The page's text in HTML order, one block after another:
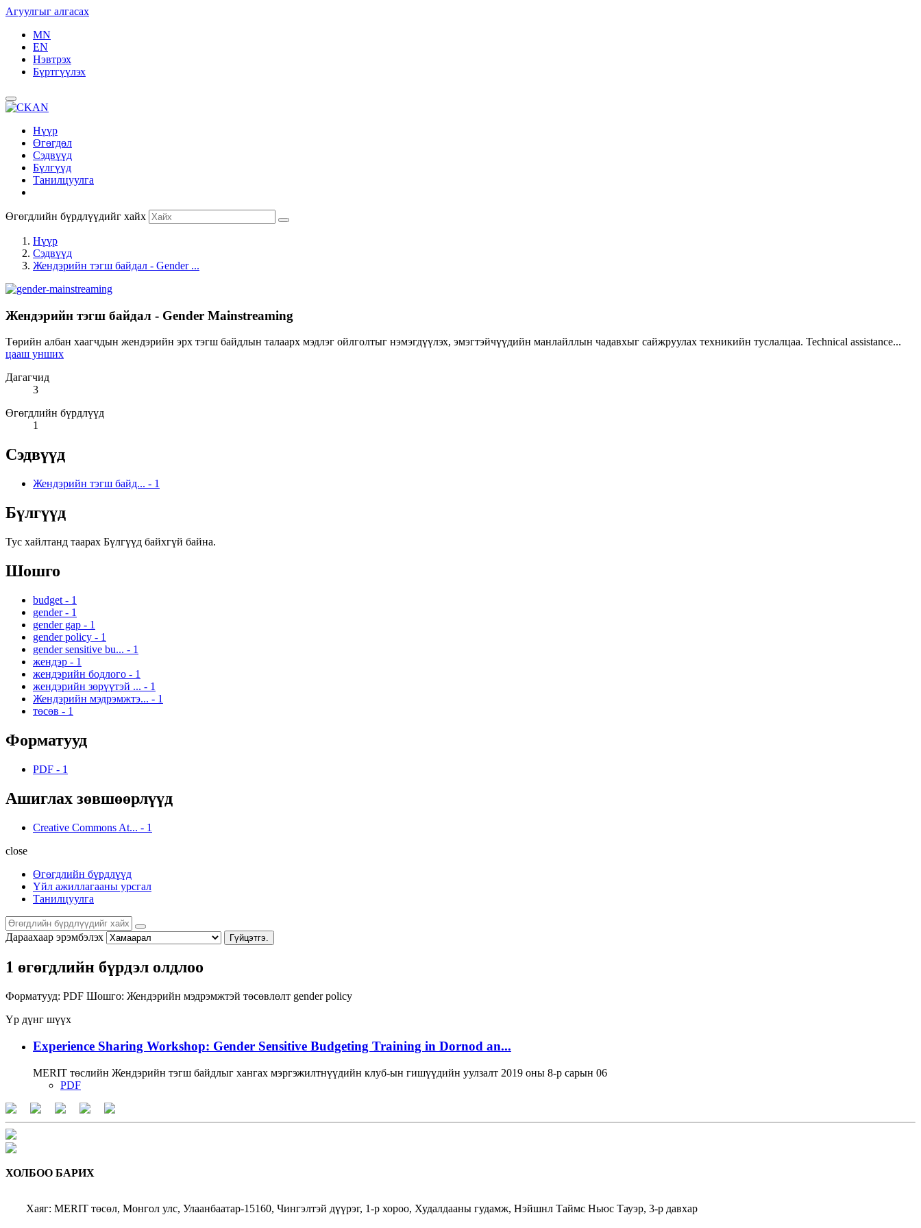
Агуулгыг алгасах
MN
EN
Нэвтрэх
Бүртгүүлэх
Нүүр
Өгөгдөл
Сэдвүүд
Бүлгүүд
Танилцуулга
Өгөгдлийн бүрдлүүдийг хайх
Нүүр
Сэдвүүд
Жендэрийн тэгш байдал - Gender ...
Жендэрийн тэгш байдал - Gender Mainstreaming
Төрийн албан хаагчдын жендэрийн эрх тэгш байдлын талаарх мэдлэг ойлголтыг нэмэгдүүлэх, эмэгтэйчүүдийн манлайллын чадавхыг сайжруулах техникийн туслалцаа. Technical assistance...
цааш унших
Дагагчид
3
Өгөгдлийн бүрдлүүд
1
Сэдвүүд
Жендэрийн тэгш байд... - 1
Бүлгүүд
Тус хайлтанд таарах Бүлгүүд байхгүй байна.
Шошго
budget - 1
gender - 1
gender gap - 1
gender policy - 1
gender sensitive bu... - 1
жендэр - 1
жендэрийн бодлого - 1
жендэрийн зөрүүтэй ... - 1
Жендэрийн мэдрэмжтэ... - 1
төсөв - 1
Форматууд
PDF - 1
Ашиглах зөвшөөрлүүд
Creative Commons At... - 1
close
Өгөгдлийн бүрдлүүд
Үйл ажиллагааны урсгал
Танилцуулга
Дараахаар эрэмбэлэх Гүйцэтгэ.
1 өгөгдлийн бүрдэл олдлоо
Форматууд: PDF Шошго: Жендэрийн мэдрэмжтэй төсөвлөлт gender policy
Үр дүнг шүүх
Experience Sharing Workshop: Gender Sensitive Budgeting Training in Dornod an...
MERIT төслийн Жендэрийн тэгш байдлыг хангах мэргэжилтнүүдийн клуб-ын гишүүдийн уулзалт 2019 оны 8-р сарын 06
PDF
ХОЛБОО БАРИХ
Хаяг: MERIT төсөл, Монгол улс, Улаанбаатар-15160, Чингэлтэй дүүрэг, 1-р хороо, Худалдааны гудамж, Нэйшнл Таймс Ньюс Тауэр, 3-р давхар